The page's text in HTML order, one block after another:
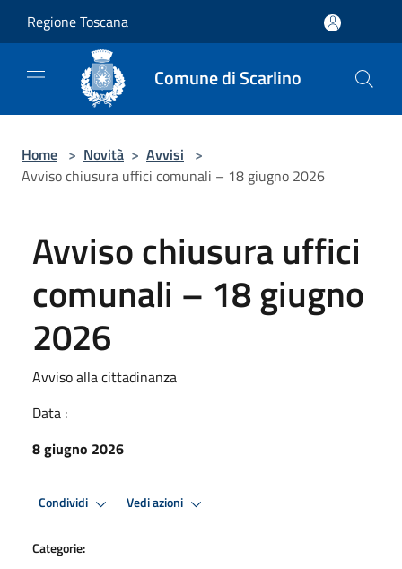
Regione Toscana
Comune di Scarlino
Home > Novità > Avvisi >
Avviso chiusura uffici comunali – 18 giugno 2026
Avviso chiusura uffici
comunali – 18 giugno
2026
Avviso alla cittadinanza
Data :
8 giugno 2026
Condividi Vedi azioni
Categorie: